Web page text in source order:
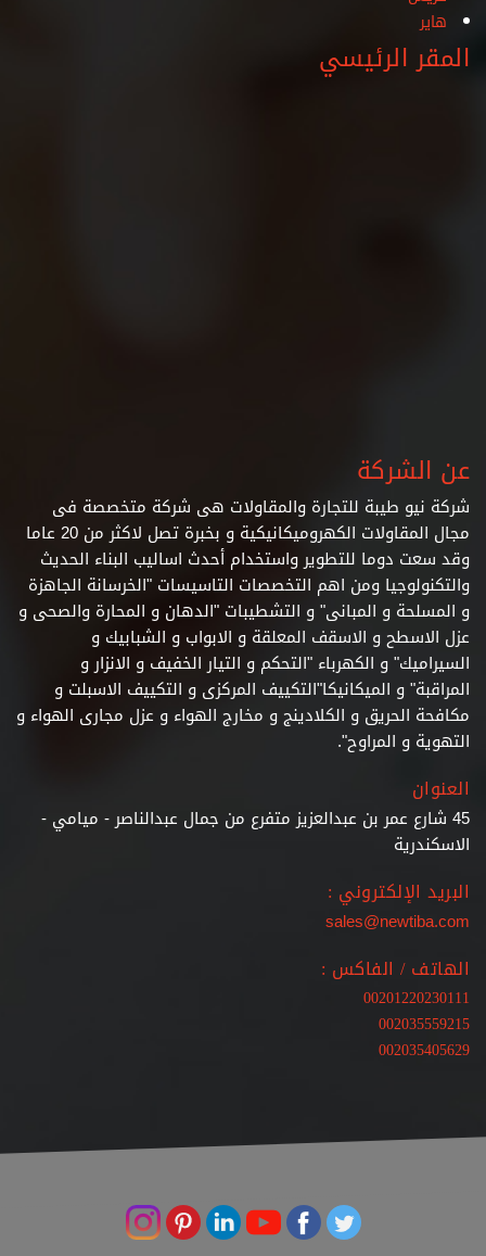
هاير
المقر الرئيسي
عن الشركة
شركة نيو طيبة للتجارة والمقاولات هى شركة متخصصة فى
مجال المقاولات الكهروميكانيكية و بخبرة تصل لاكثر من 20 عاما
وقد سعت دوما للتطوير واستخدام أحدث اساليب البناء الحديث
والتكنولوجيا ومن اهم التخصصات التاسيسات "الخرسانة الجاهزة
و المسلحة و المبانى" و التشطيبات "الدهان و المحارة والصحى و
عزل الاسطح و الاسقف المعلقة و الابواب و الشبابيك و
السيراميك" و الكهرباء "التحكم و التيار الخفيف و الانزار و
المراقبة" و الميكانيكا"التكييف المركزى و التكييف الاسبلت و
مكافحة الحريق و الكلادينج و مخارج الهواء و عزل مجارى الهواء و
التهوية و المراوح".
العنوان
45 شارع عمر بن عبدالعزيز متفرع من جمال عبدالناصر - ميامي -
الاسكندرية
البريد الإلكتروني :
sales@newtiba.com
الهاتف / الفاكس :
00201220230111
002035559215
002035405629